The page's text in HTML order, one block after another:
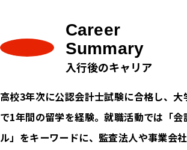
Career
Summary
入行後のキャリア
高校3年次に公認会計士試験に合格し、大
で1年間の留学を経験。就職活動では「
ル」をキーワードに、監査法人や事業会